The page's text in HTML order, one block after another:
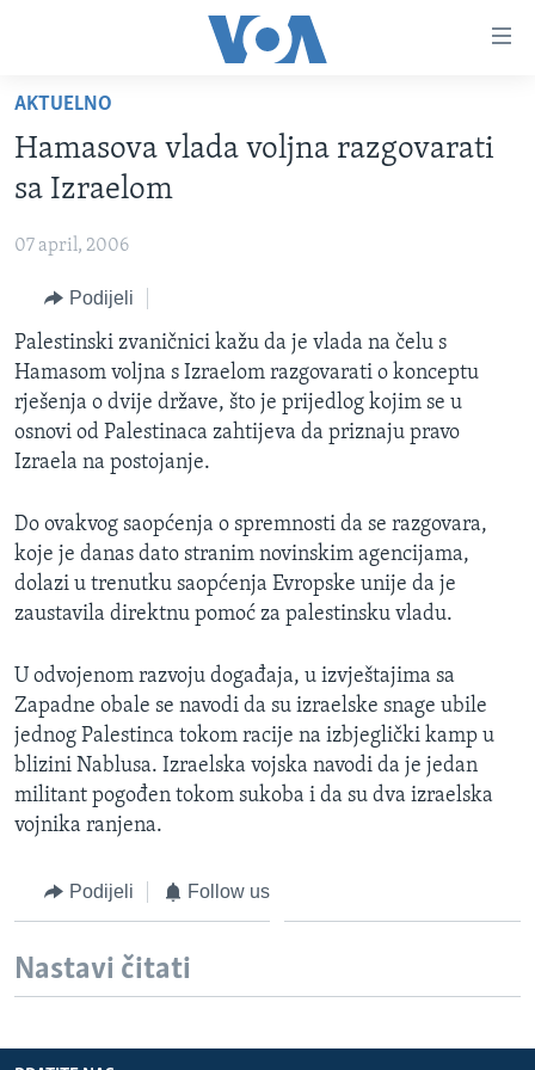
glavni
sadržaj
na
glavnu
navigaciju
pretragu
VIJESTI
SJEDINJENE AMERIČKE DRŽAVE
BOSNA I HERCEGOVINA
NAUKA I TEHNOLOGIJA
SPECIJALNI PROJEKTI
KORUPCIJA
SLOBODA MEDIJA
ŽENSKA STRANA
IZBJEGLIČKA STRANA
MAGAZIN
O GLASU AMERIKE
Learning English
PRATITE NAS
AKTUELNO
Hamasova vlada voljna razgovarati
sa Izraelom
07 april, 2006
Podijeli
Palestinski zvaničnici kažu da je vlada na čelu s
Hamasom voljna s Izraelom razgovarati o konceptu
rješenja o dvije države, što je prijedlog kojim se u
osnovi od Palestinaca zahtijeva da priznaju pravo
Izraela na postojanje.
Do ovakvog saopćenja o spremnosti da se razgovara,
koje je danas dato stranim novinskim agencijama,
dolazi u trenutku saopćenja Evropske unije da je
zaustavila direktnu pomoć za palestinsku vladu.
U odvojenom razvoju događaja, u izvještajima sa
Zapadne obale se navodi da su izraelske snage ubile
jednog Palestinca tokom racije na izbjeglički kamp u
blizini Nablusa. Izraelska vojska navodi da je jedan
militant pogođen tokom sukoba i da su dva izraelska
vojnika ranjena.
Podijeli Follow us
Nastavi čitati